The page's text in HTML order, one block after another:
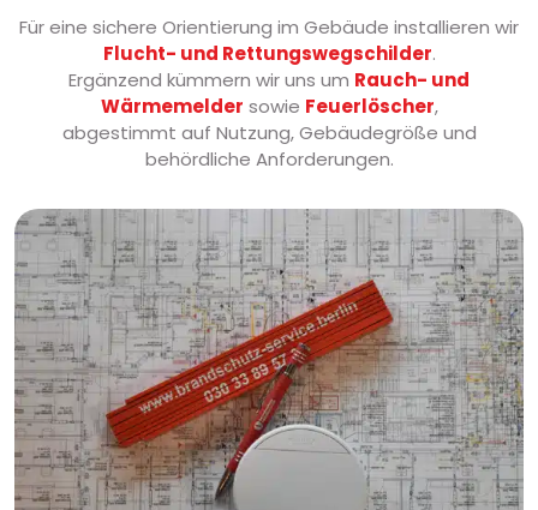
Für eine sichere Orientierung im Gebäude installieren wir
Flucht- und Rettungswegschilder.
Ergänzend kümmern wir uns um Rauch- und
Wärmemelder sowie Feuerlöscher,
abgestimmt auf Nutzung, Gebäudegröße und
behördliche Anforderungen.